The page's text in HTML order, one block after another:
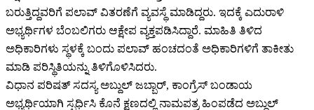
ಬರುತ್ತಿದ್ದವರಿಗೆ ಪಲಾವ್‌ ವಿತರಣೆಗೆ ವ್ಯವಸ್ಥೆ ಮಾಡಿದ್ದರು. ಇದಕ್ಕೆ ಎದುರಾಳಿ
ಅಭ್ಯರ್ಥಿಗಳ ಬೆಂಬಲಿಗರು ಆಕ್ಷೇಪ ವ್ಯಕ್ತಪಡಿಸಿದ್ದಾರೆ. ಮಾಹಿತಿ ತಿಳಿದ
ಅಧಿಕಾರಿಗಳು ಸ್ಥಳಕ್ಕೆ ಬಂದು ಪಲಾವ್‌ ಹಂಚದಂತೆ ಅಧಿಕಾರಿಗಳಿಗೆ ತಾಕೀತು
ಮಾಡಿ ಪರಿಸ್ಥಿತಿಯನ್ನು ತಿಳಿಗೊಳಿಸಿದರು.
ವಿಧಾನ ಪರಿಷತ್‌ ಸದಸ್ಯ ಅಬ್ದುಲ್‌ ಜಬ್ಬಾರ್‌, ಕಾಂಗ್ರೆಸ್‌‍ ಬಂಡಾಯ
ಅಭ್ಯರ್ಥಿಯಾಗಿ ಸ್ಪರ್ಧಿಸಿ ಕೊನೆ ಕ್ಷಣದಲ್ಲಿ ನಾಮಪತ್ರ ಹಿಂಪಡೆದ ಅಬ್ದುಲ್‌